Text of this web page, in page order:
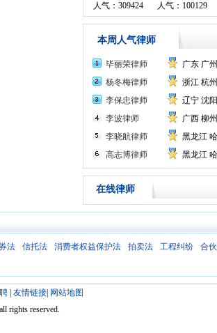
人气：309424
人气：100129
本周人气律师
毕丽荣律师 广东 广州
杨冬梅律师
浙江 杭州
李保忠律师
辽宁 沈阳
李波律师
广西 柳州
李晓航律师
黑龙江
高志博律师
黑龙江
在线律师
法 信托法 消费者权益保护法 拍卖法 工程纠纷 合
| 友情链接| 网站地图
rights reserved.